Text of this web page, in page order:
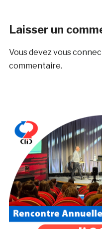
Laisser un
Vous devez vous
commentaire.